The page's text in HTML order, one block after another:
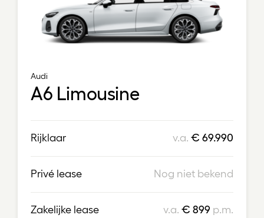
Audi
A6 Limousine
Rijklaar v.a.€ 69.990
Privé lease Nog niet bekend
Zakelijke lease v.a.€ 899 p.m.